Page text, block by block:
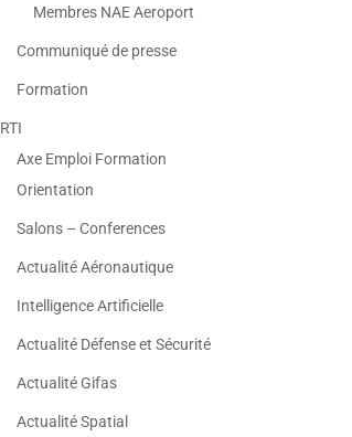
Membres NAE Aeroport
Communiqué de presse
Formation
RTI
Axe Emploi Formation
Orientation
Salons – Conferences
Actualité Aéronautique
Intelligence Artificielle
Actualité Défense et Sécurité
Actualité Gifas
Actualité Spatial